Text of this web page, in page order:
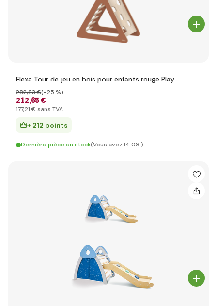
Flexa Tour de jeu en bois pour enfants rouge Play
212,65 €
282,83 €(-25 %)
177,21 € sans TVA
+ 212 points
Dernière pièce en stock(Vous avez 14.08.)